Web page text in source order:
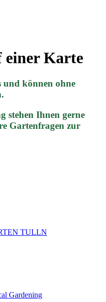
einer Karte
und können ohne
stehen Ihnen gerne
Gartenfragen zur
TULLN
Gardening